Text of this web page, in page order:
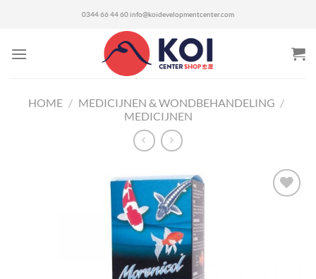
0344 66 44 60 info@koidevelopmentcenter.com
HOME / MEDICIJNEN & WONDBEHANDELING /
MEDICIJNEN